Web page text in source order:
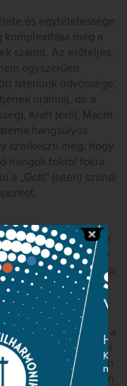
és egytételessége
még a
számít. Az erőteljes,
egyszerűen
Istenünk üdvössége,
uralma), de a
Kraft (erő), Macht
hangsúlyos
szerkeszti meg, hogy
hangok fokról fokra
a „Gott” (Isten) szónál
még izgalmasabb a
alkalmaz. Miután
a témát, belép
egyszerű
burkolva a téma
majd a két kórus hol
mutatja be a
a tétel felénél
zárlatot, ezt követően
először a két kóruson